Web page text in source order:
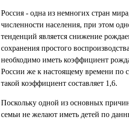
Россия - одна из немногих стран
численности населения, при этом
тенденций является снижение
сохранения простого
необходимо иметь коэффициент
России же к настоящему времени по
такой коэффициент составляет 1,6.
Поскольку одной из основных
семьи не желают иметь детей по